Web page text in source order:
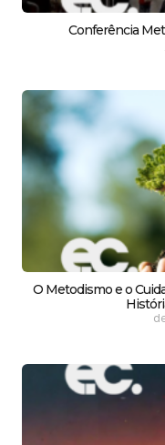
Conferência
O Metodismo e o